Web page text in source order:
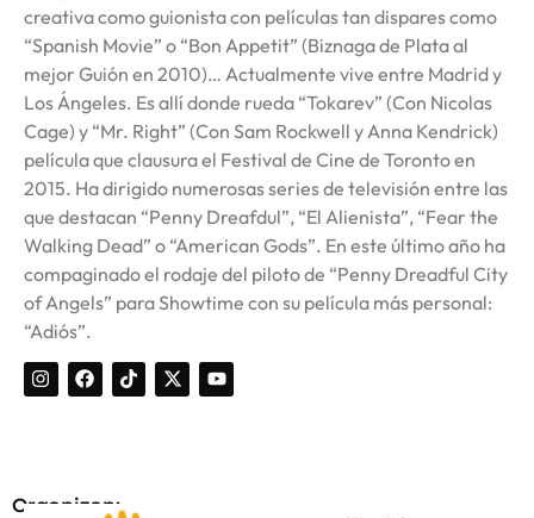
creativa como guionista con películas tan dispares como
“Spanish Movie” o “Bon Appetit” (Biznaga de Plata al
mejor Guión en 2010)… Actualmente vive entre Madrid y
Los Ángeles. Es allí donde rueda “Tokarev” (Con Nicolas
Cage) y “Mr. Right” (Con Sam Rockwell y Anna Kendrick)
película que clausura el Festival de Cine de Toronto en
2015. Ha dirigido numerosas series de televisión entre las
que destacan “Penny Dreafdul”, “El Alienista”, “Fear the
Walking Dead” o “American Gods”. En este último año ha
compaginado el rodaje del piloto de “Penny Dreadful City
of Angels” para Showtime con su película más personal:
“Adiós”.
Organizan: